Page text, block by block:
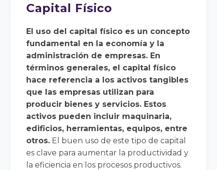
Capital Físico
El uso del capital físico es un concepto
fundamental en la economía y la
administración de empresas. En
términos generales, el capital físico
hace referencia a los activos tangibles
que las empresas utilizan para
producir bienes y servicios. Estos
activos pueden incluir maquinaria,
edificios, herramientas, equipos, entre
otros. El buen uso de este tipo de capital
es clave para aumentar la productividad y
la eficiencia en los procesos productivos.